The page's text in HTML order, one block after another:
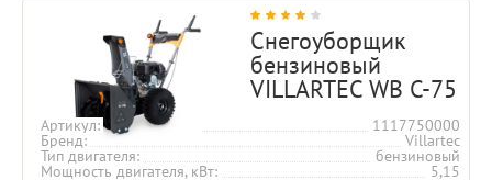
Снегоуборщик
бензиновый
VILLARTEC WB C-75
Артикул 1117750000
Бренд Villartec
Тип двигателя бензиновый
Мощность двигателя, кВт 5,15